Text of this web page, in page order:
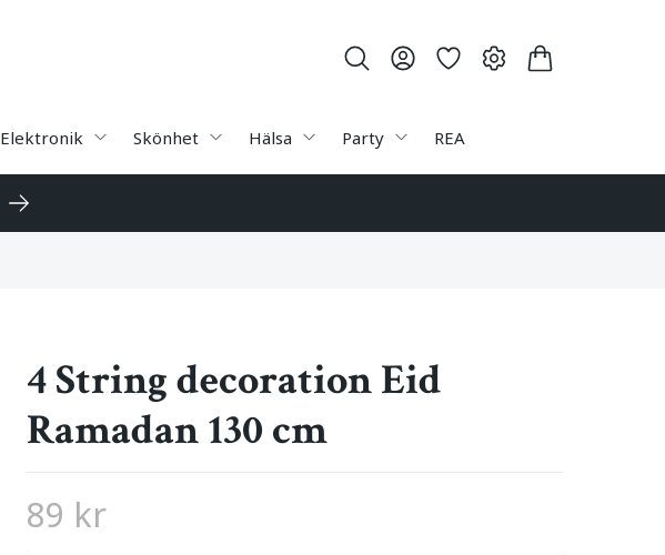
Elektronik Skönhet Hälsa Party REA
4 String decoration Eid
Ramadan 130 cm
89 kr